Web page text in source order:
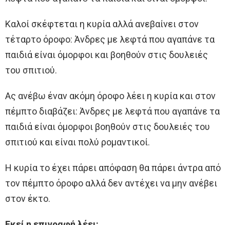
Καλοί σκέφτεται η κυρία αλλά ανεβαίνει στον
τέταρτο όροφο: Άνδρες με λεφτά που αγαπάνε τα
παιδιά είναι όμορφοι και βοηθούν στις δουλειές
του σπιτιού.
Ας ανέβω έναν ακόμη όροφο λέει η κυρία και στον
πέμπτο διαβάζει: Άνδρες με λεφτά που αγαπάνε τα
παιδιά είναι όμορφοι βοηθούν στις δουλειές του
σπιτιού και είναι πολύ ρομαντικοί.
Η κυρία το έχει πάρει απόφαση θα πάρει άντρα από
τον πέμπτο όροφο αλλά δεν αντέχει να μην ανέβει
στον έκτο.